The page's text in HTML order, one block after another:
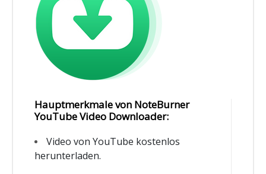
Hauptmerkmale von NoteBurner
YouTube Video Downloader:
Video von YouTube kostenlos
herunterladen.